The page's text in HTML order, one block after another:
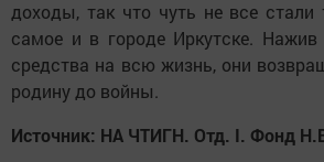
доходы, так что чуть не все
самое и в городе Иркутске. Нажив
средства на всю жизнь, они
родину до войны.
Источник: НА ЧТИГН. Отд. І. Фонд